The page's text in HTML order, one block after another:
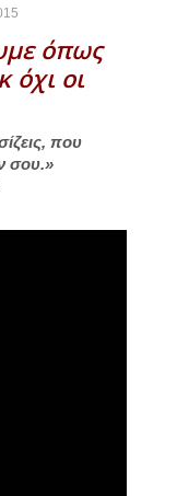
όπως
όχι οι
που
σου.»